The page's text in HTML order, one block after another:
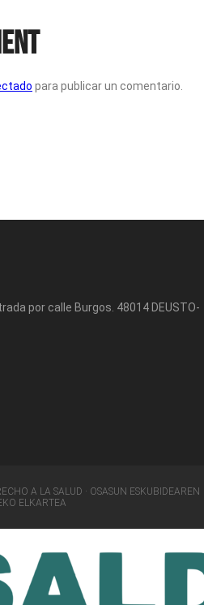
para publicar un comentario.
por calle Burgos. 48014 DEUSTO-
A LA SALUD · OSASUN ESKUBIDEAREN
ELKARTEA